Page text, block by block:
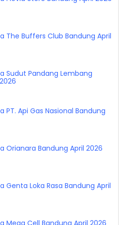
Flovia Store Bandung April 2026
The Buffers Club Bandung April
Sudut Pandang Lembang
PT. Api Gas Nasional Bandung
Orianara Bandung April 2026